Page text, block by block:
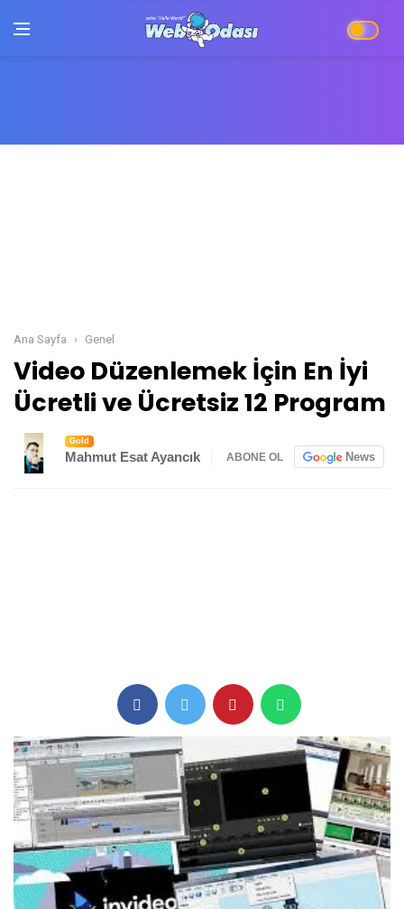
Ana Sayfa Genel
Video Düzenlemek İçin En İyi
Ücretli ve Ücretsiz 12 Program
Gold
Mahmut Esat Ayancık ABONE OL News